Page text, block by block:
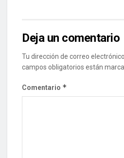
Deja un comentario
Tu dirección de correo
campos obligatorios están
Comentario *